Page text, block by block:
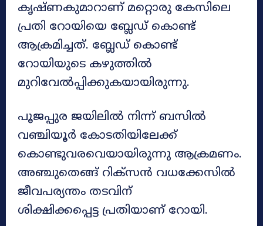
കൃഷ്ണകുമാറാണ് മറ്റൊരു കേസിലെ
പ്രതി റോയിയെ ബ്ലേഡ് കൊണ്ട്
ആക്രമിച്ചത്. ബ്ലേഡ് കൊണ്ട്
റോയിയുടെ കഴുത്തിൽ
മുറിവേൽപ്പിക്കുകയായിരുന്നു.
പൂജപ്പുര ജയിലിൽ നിന്ന് ബസിൽ
വഞ്ചിയൂർ കോടതിയിലേക്ക്
കൊണ്ടുവരവെയായിരുന്നു ആക്രമണം.
അഞ്ചുതെങ്ങ് റിക്സൻ വധക്കേസിൽ
ജീവപര്യന്തം തടവിന്
ശിക്ഷിക്കപ്പെട്ട പ്രതിയാണ് റോയി.